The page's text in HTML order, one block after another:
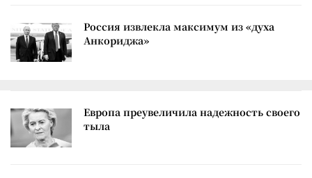
Россия извлекла максимум из «духа
Анкориджа»
Европа преувеличила надежность своего
тыла